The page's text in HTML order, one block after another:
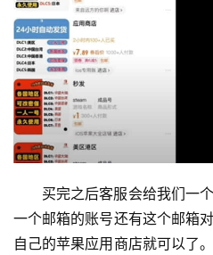
买完之后客服会给我们一
一个邮箱的账号还有这个邮箱
自己的苹果应用商店就可以了